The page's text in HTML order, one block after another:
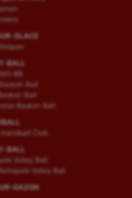
GLACE
BALL
BB
Ball
Ball
Basket-Ball
Handball Club
BALL
Volley Ball
Volley Ball
GAZON